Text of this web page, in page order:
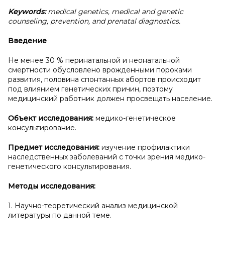
Keywords:medical genetics, medical and genetic
counseling, prevention, and prenatal diagnostics.
Введение
Не менее 30 % перинатальной и неонатальной
смертности обусловлено врожденными пороками
развития, половина спонтанных абортов происходит
под влиянием генетических причин, поэтому
медицинский работник должен просвещать население.
Объект исследования: медико-генетическое
консультирование.
Предмет исследования: изучение профилактики
наследственных заболеваний с точки зрения медико-
генетического консультирования.
Методы исследования:
1. Научно-теоретический анализ медицинской
литературы по данной теме.